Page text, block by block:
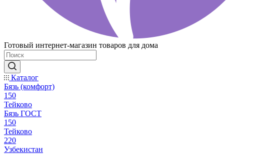
Готовый интернет-магазин товаров для дома
Каталог
Бязь (комфорт)
150
Тейково
Бязь ГОСТ
150
Тейково
220
Узбекистан